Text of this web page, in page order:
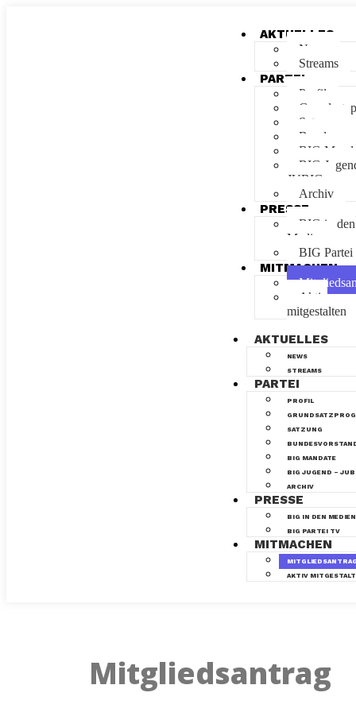
AKTUELLES
News
Streams
PARTEI
Profil
Satzung
BIG
BIG
JUBIG
Archiv
PRESSE
BIG in den
Medien
BIG
MITMACHEN
Aktiv
mitgestalten
AKTUELLES
NEWS
STREAMS
PARTEI
PROFIL
SATZUNG
BIG MANDATE
BIG JUGEND –
ARCHIV
PRESSE
BIG IN DEN MEDIEN
BIG PARTEI TV
MITMACHEN
MITGLIEDSANTRAG
AKTIV
Mitgliedsantrag